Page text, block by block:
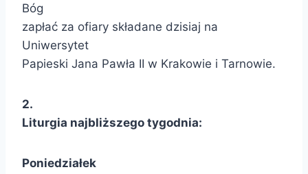
Bóg
zapłać za ofiary składane dzisiaj na
Uniwersytet
Papieski Jana Pawła II w Krakowie i Tarnowie.
2.
Liturgia najbliższego tygodnia:
Poniedziałek